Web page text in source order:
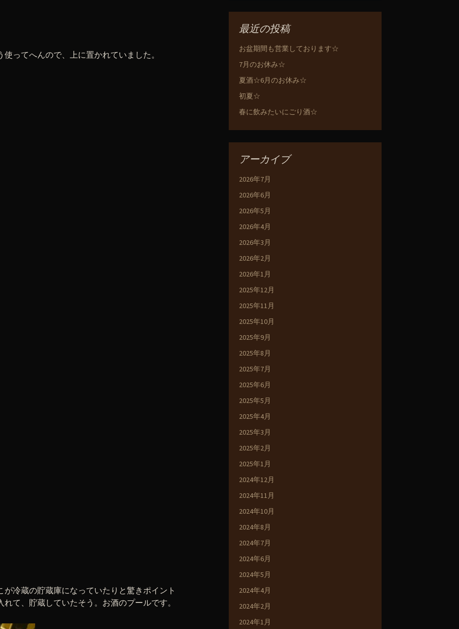
ってへんので、上に置かれていました。
冷蔵の貯蔵庫になっていたりと驚きポイント
て、貯蔵していたそう。お酒のプールです。
最近の投稿
お盆期間も営業しております☆
7月のお休み☆
夏酒☆6月のお休み☆
初夏☆
春に飲みたいにごり酒☆
アーカイブ
2026年7月
2026年6月
2026年5月
2026年4月
2026年3月
2026年2月
2026年1月
2025年12月
2025年11月
2025年10月
2025年9月
2025年8月
2025年7月
2025年6月
2025年5月
2025年4月
2025年3月
2025年2月
2025年1月
2024年12月
2024年11月
2024年10月
2024年8月
2024年7月
2024年6月
2024年5月
2024年4月
2024年2月
2024年1月